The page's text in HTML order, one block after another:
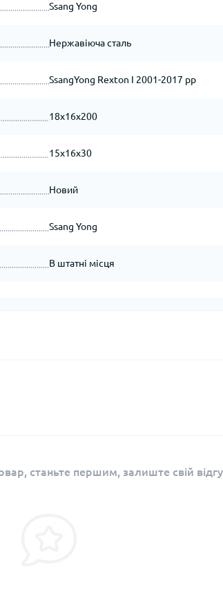
Ssang Yong
Нержавіюча сталь
SsangYong Rexton I 2001-2017 рр
18x16x200
15x16x30
Новий
Ssang Yong
В штатні місця
станьте першим, залиште свій